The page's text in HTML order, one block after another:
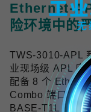
Ethernet-
险环境中的
TWS-3010-APL
业现场级 APL 应
配备 8 个
Combo 端口，符
BASE-T1L 技术